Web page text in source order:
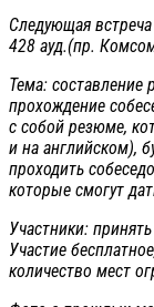
Следующая
428 ауд.(пр.
Тема:
прохождение
с собой резюме,
и на английском),
проходить
которые смогут
Участники:
Участие
количество мест